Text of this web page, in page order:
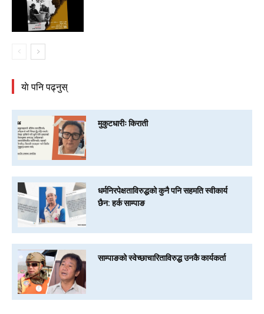
याे पनि पढ्नुस्
मुकुटधारीः किराती
धर्मनिरपेक्षताविरुद्धको कुनै पनि सहमति स्वीकार्य
छैन: हर्क साम्पाङ
साम्पाङको स्वेच्छाचारिताविरुद्ध उनकै कार्यकर्ता